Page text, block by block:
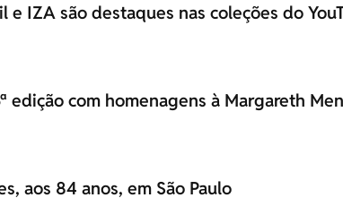
e IZA são destaques nas coleções do
edição com homenagens à Margareth
aos 84 anos, em São Paulo